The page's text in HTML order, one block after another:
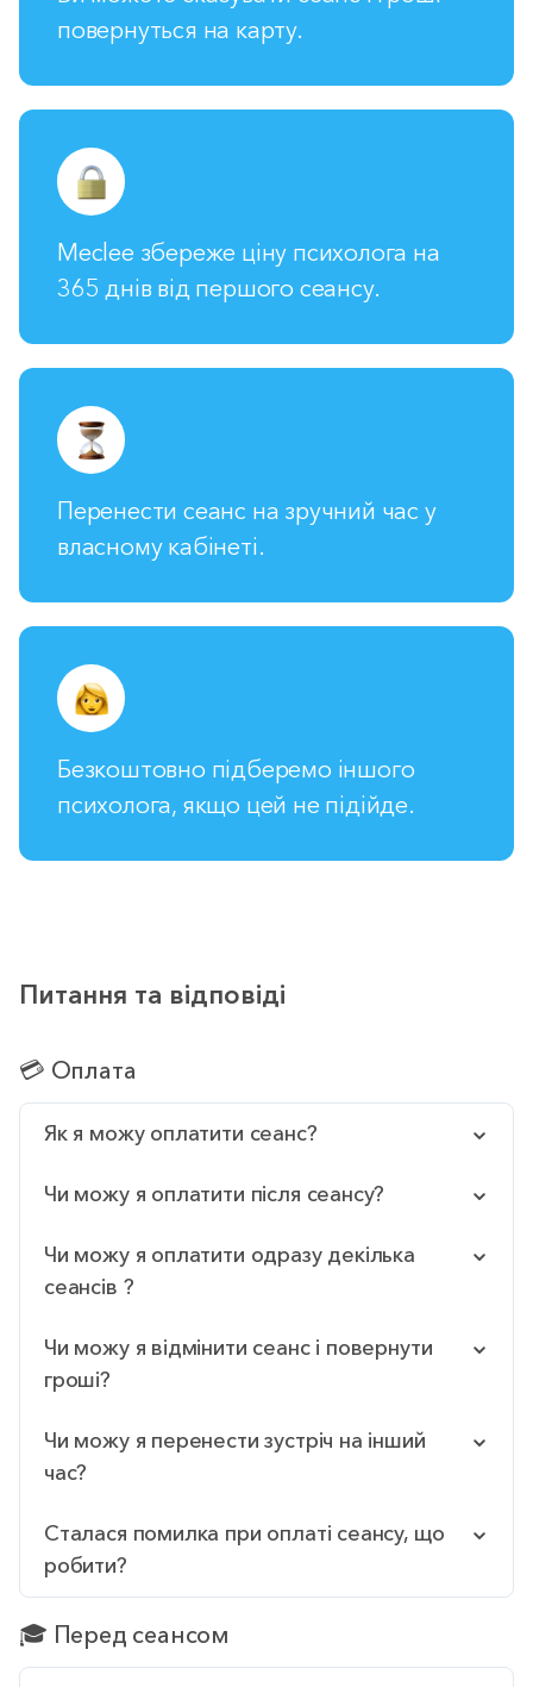
повернуться на карту.
Meclee збереже ціну психолога на
365 днів від першого сеансу.
Перенести сеанс на зручний час у
власному кабінеті.
Безкоштовно підберемо іншого
психолога, якщо цей не підійде.
Питання та відповіді
💳 Оплата
Як я можу оплатити сеанс?
Чи можу я оплатити після сеансу?
Чи можу я оплатити одразу декілька
сеансів ?
Чи можу я відмінити сеанс і повернути
гроші?
Чи можу я перенести зустріч на інший
час?
Сталася помилка при оплаті сеансу, що
робити?
🎓 Перед сеансом